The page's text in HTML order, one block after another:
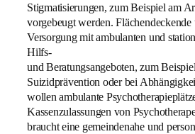
Stigmatisierungen, zum Beispiel am
vorgebeugt werden. Flächendeckende
Versorgung mit ambulanten und
Hilfs-
und Beratungsangeboten, zum
Suizidprävention oder bei
wollen ambulante
Kassenzulassungen von
braucht eine gemeindenahe und